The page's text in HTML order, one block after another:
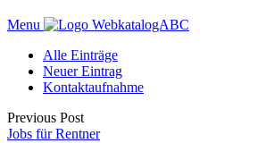
Menu
WebkatalogABC
Alle Einträge
Neuer Eintrag
Kontaktaufnahme
Previous Post
Jobs für Rentner